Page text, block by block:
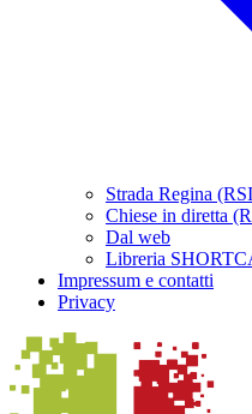
Strada Regina
Chiese in diretta
Dal web
Libreria
Impressum e contatti
Privacy